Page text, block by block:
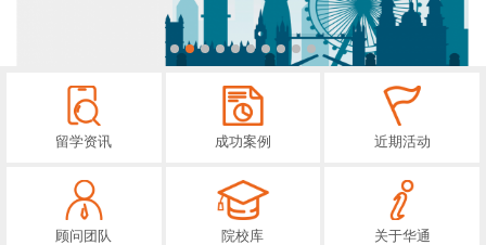
留学资讯 成功案例 近期活动
顾问团队 院校库 关于华通